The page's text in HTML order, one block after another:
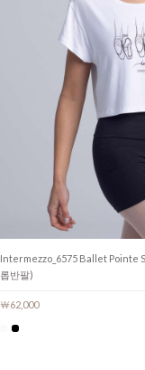
Intermezzo_6575 Ballet Pointe
롭반팔)
￦62,000